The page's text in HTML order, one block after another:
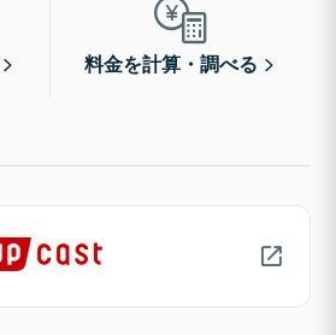
料金を計算・調べる